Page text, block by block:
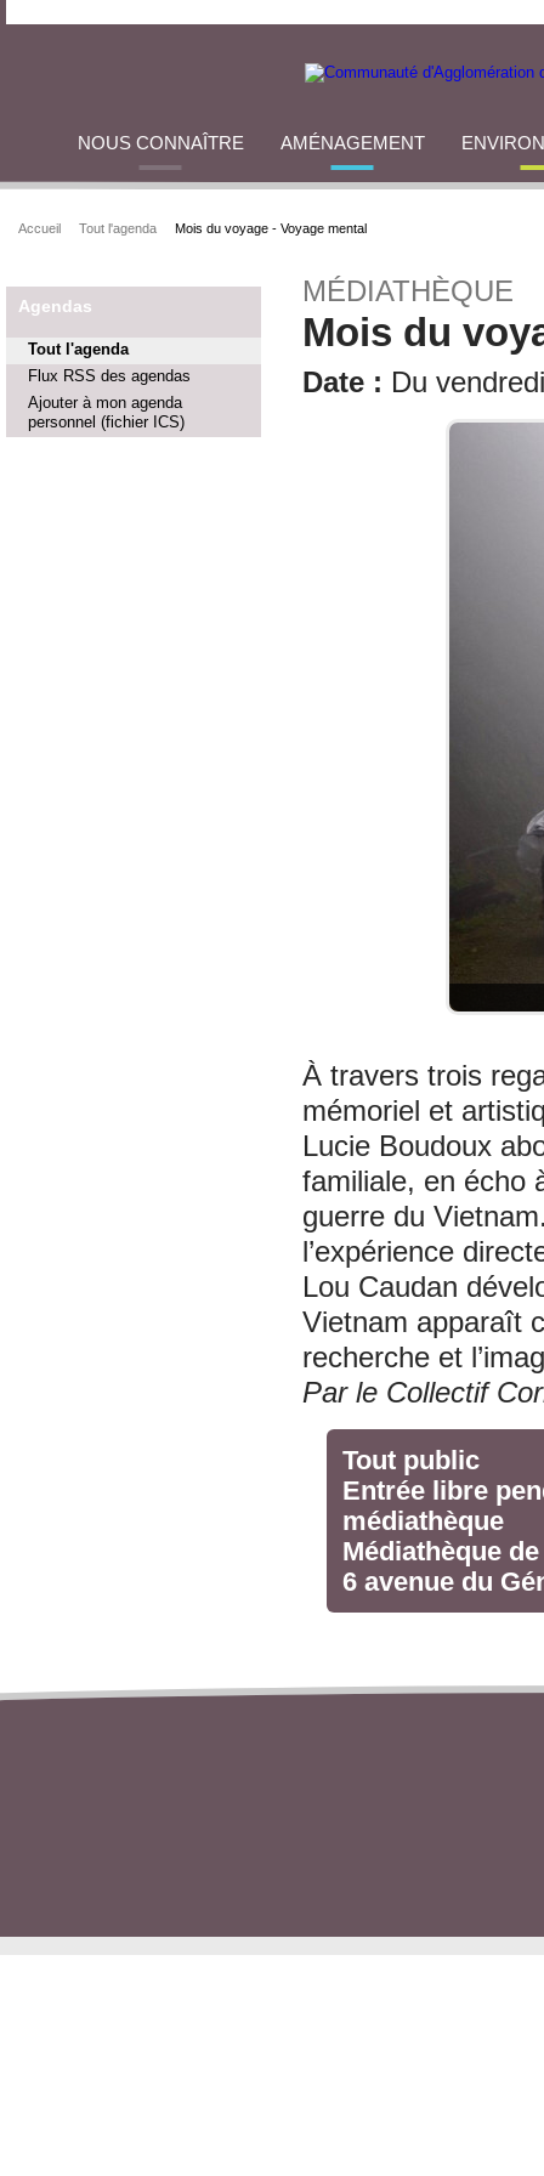
NOUS CONNAÎTRE AMÉNAGEMENT
Accueil Tout l'agenda Mois du voyage - Voyage mental
Agendas
Tout l'agenda
Flux RSS des agendas
Ajouter à mon agenda
personnel (fichier ICS)
MÉDIATHÈQUE
Mois du
Date : Du
À travers trois
mémoriel et
Lucie Boudoux
familiale, en écho
guerre du
l’expérience
Lou Caudan
Vietnam apparaît
recherche et
Par le Collectif
Tout public
Entrée libre
médiathèque
Médiathèque
6 avenue du